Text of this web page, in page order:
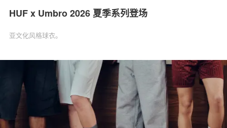
HUF x Umbro 2026 夏季系列登场
亚文化风格球衣。